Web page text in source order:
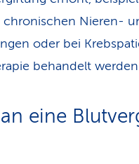
chronischen Nieren-
oder bei
behandelt
eine